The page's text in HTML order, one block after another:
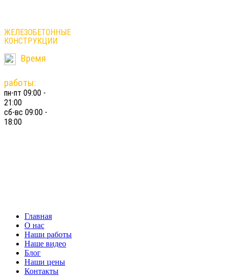
ЖЕЛЕЗОБЕТОННЫЕ
КОНСТРУКЦИИ
Время
работы:
пн-пт 09:00 -
21:00
сб-вс 09:00 -
18:00
Главная
О нас
Наши работы
Наше видео
Блог
Наши цены
Контакты